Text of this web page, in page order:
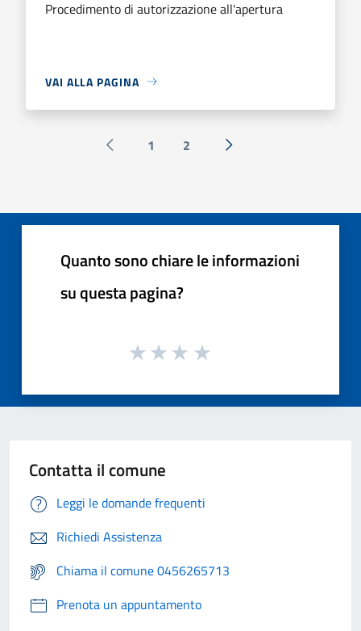
Procedimento di autorizzazione all'apertura
VAI ALLA PAGINA
Pagina precedente
1 2 Successiva »
Quanto sono chiare le informazioni
su questa pagina?
Contatta il comune
Leggi le domande frequenti
Richiedi Assistenza
Chiama il comune 0456265713
Prenota un appuntamento